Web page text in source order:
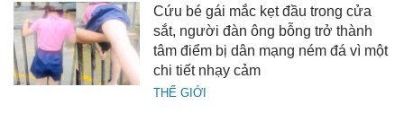
THẾ GIỚI
Cứu bé gái mắc kẹt đầu trong cửa
sắt, người đàn ông bỗng trở thành
tâm điểm bị dân mạng ném đá vì một
chi tiết nhạy cảm